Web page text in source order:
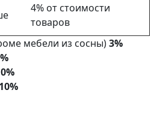
4% от стоимости
товаров
мебели из сосны)3%
10%